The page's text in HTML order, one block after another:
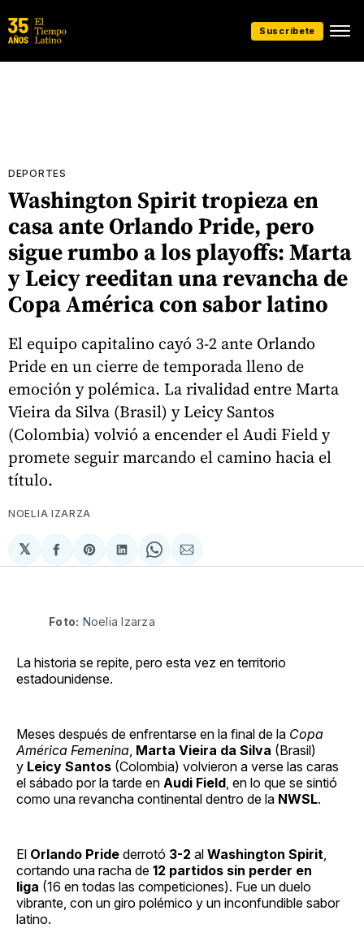
Suscríbete
DEPORTES
Washington Spirit tropieza en
casa ante Orlando Pride, pero
sigue rumbo a los playoffs: Marta
y Leicy reeditan una revancha de
Copa América con sabor latino
El equipo capitalino cayó 3-2 ante Orlando
Pride en un cierre de temporada lleno de
emoción y polémica. La rivalidad entre Marta
Vieira da Silva (Brasil) y Leicy Santos
(Colombia) volvió a encender el Audi Field y
promete seguir marcando el camino hacia el
título.
NOELIA IZARZA
𝕏
Compartir
en
Share
on
Compartir
en
Share
on
Compartir
via
Foto: Noelia Izarza
La historia se repite, pero esta vez en territorio
estadounidense.
Meses después de enfrentarse en la final de la Copa
América Femenina Marta Vieira da Silva (Brasil)
y Leicy Santos (Colombia) volvieron a verse las caras
el sábado por la tarde en Audi Field , en lo que se sintió
como una revancha continental dentro de la NWSL.
El Orlando Pride derrotó 3-2 al Washington Spirit
cortando una racha de 12 partidos sin perder en
liga (16 en todas las competiciones). Fue un duelo
vibrante, con un giro polémico y un inconfundible sabor
latino.